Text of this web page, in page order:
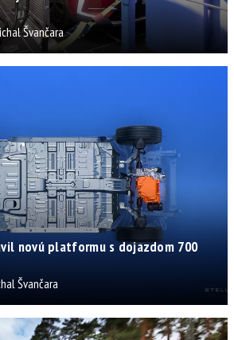
Švančara
novú platformu s dojazdom 700
Švančara